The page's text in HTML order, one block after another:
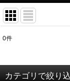
並び順 :
0件
カテゴリで絞り